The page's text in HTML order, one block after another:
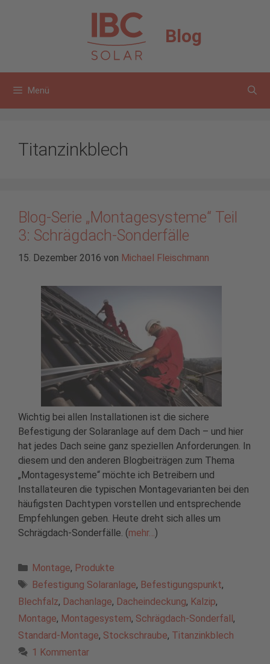
Blog
Menü
Titanzinkblech
Blog-Serie „Montagesysteme“ Teil
3: Schrägdach-Sonderfälle
15. Dezember 2016 von Michael Fleischmann
Wichtig bei allen Installationen ist die sichere
Befestigung der Solaranlage auf dem Dach – und hier
hat jedes Dach seine ganz speziellen Anforderungen. In
diesem und den anderen Blogbeiträgen zum Thema
„Montagesysteme“ möchte ich Betreibern und
Installateuren die typischen Montagevarianten bei den
häufigsten Dachtypen vorstellen und entsprechende
Empfehlungen geben. Heute dreht sich alles um
Schrägdach-Sonderfälle. (mehr…)
Kategorien
Montage, Produkte
Schlagwörter
Befestigung Solaranlage, Befestigungspunkt,
Blechfalz, Dachanlage, Dacheindeckung, Kalzip,
Montage, Montagesystem, Schrägdach-Sonderfall ,
Standard-Montage, Stockschraube, Titanzinkblech
1 Kommentar